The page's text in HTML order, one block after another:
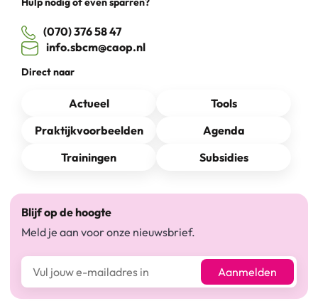
(070) 376 58 47
info.sbcm@caop.nl
Direct naar
Actueel
Tools
Praktijkvoorbeelden
Agenda
Trainingen
Subsidies
Blijf op de hoogte
Meld je aan voor onze nieuwsbrief.
E-mailadres* Aanmelden